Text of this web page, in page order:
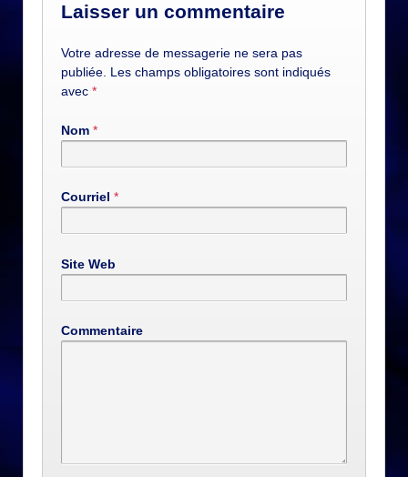
Laisser un commentaire
Votre adresse de messagerie ne sera pas
publiée. Les champs obligatoires sont indiqués
avec *
Nom *
Courriel *
Site Web
Commentaire